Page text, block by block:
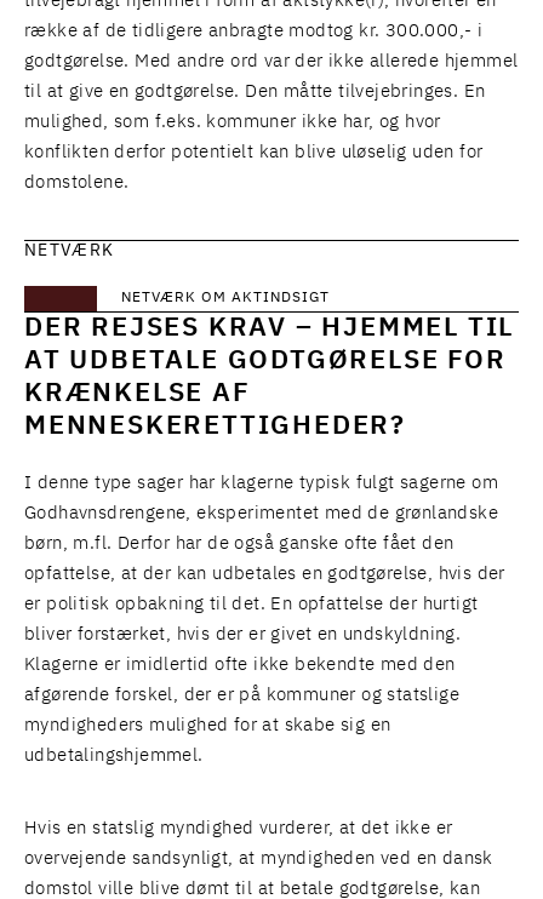
række af de tidligere anbragte modtog kr. 300.000,- i
godtgørelse. Med andre ord var der ikke allerede hjemmel
til at give en godtgørelse. Den måtte tilvejebringes. En
mulighed, som f.eks. kommuner ikke har, og hvor
konflikten derfor potentielt kan blive uløselig uden for
domstolene.
NETVÆRK
NETVÆRK OM AKTINDSIGT
DER REJSES KRAV – HJEMMEL TIL
AT UDBETALE GODTGØRELSE FOR
KRÆNKELSE AF
MENNESKERETTIGHEDER?
I denne type sager har klagerne typisk fulgt sagerne om
Godhavnsdrengene, eksperimentet med de grønlandske
børn, m.fl. Derfor har de også ganske ofte fået den
opfattelse, at der kan udbetales en godtgørelse, hvis der
er politisk opbakning til det. En opfattelse der hurtigt
bliver forstærket, hvis der er givet en undskyldning.
Klagerne er imidlertid ofte ikke bekendte med den
afgørende forskel, der er på kommuner og statslige
myndigheders mulighed for at skabe sig en
udbetalingshjemmel.
Hvis en statslig myndighed vurderer, at det ikke er
overvejende sandsynligt, at myndigheden ved en dansk
domstol ville blive dømt til at betale godtgørelse, kan